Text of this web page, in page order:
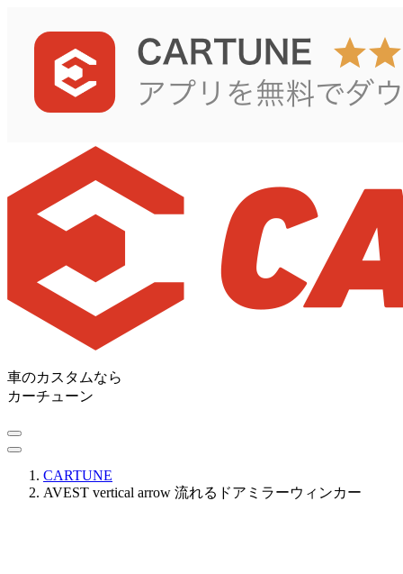
車のカスタムなら
カーチューン
CARTUNE
AVEST vertical arrow 流れるドアミラーウィンカー